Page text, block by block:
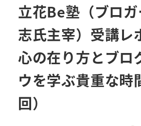
立花Be塾（ブロ
志氏主宰）受講レ
心の在り方とブロ
ウを学ぶ貴重な時
回）